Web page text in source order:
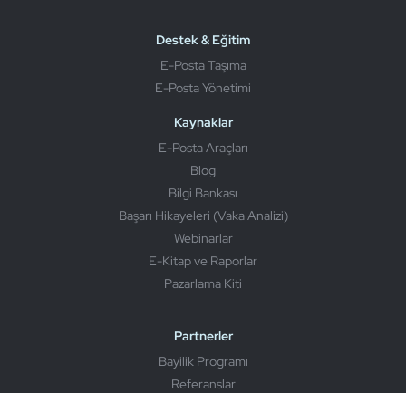
Destek & Eğitim
E-Posta Taşıma
E-Posta Yönetimi
Kaynaklar
E-Posta Araçları
Blog
Bilgi Bankası
Başarı Hikayeleri (Vaka Analizi)
Webinarlar
E-Kitap ve Raporlar
Pazarlama Kiti
Partnerler
Bayilik Programı
Referanslar